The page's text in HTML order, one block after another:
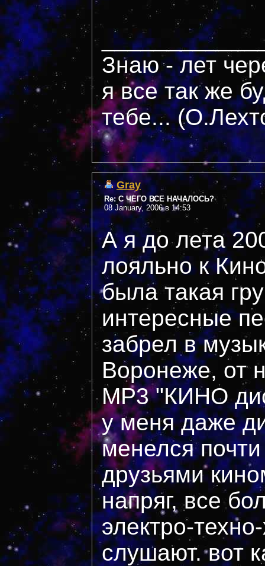
Знаю - лет
я все так же
тебе...
Gray
Re: С ЧЕГО ВСЕ НАЧАЛОСЬ?
08 January, 2006 в 14:53
А я до лета
лояльно к
была такая
интересные
забрел в
Воронеже, от
MP3 "КИНО
у меня даже
менелся
друзьями
напряг, все
электро-
слушают. вот